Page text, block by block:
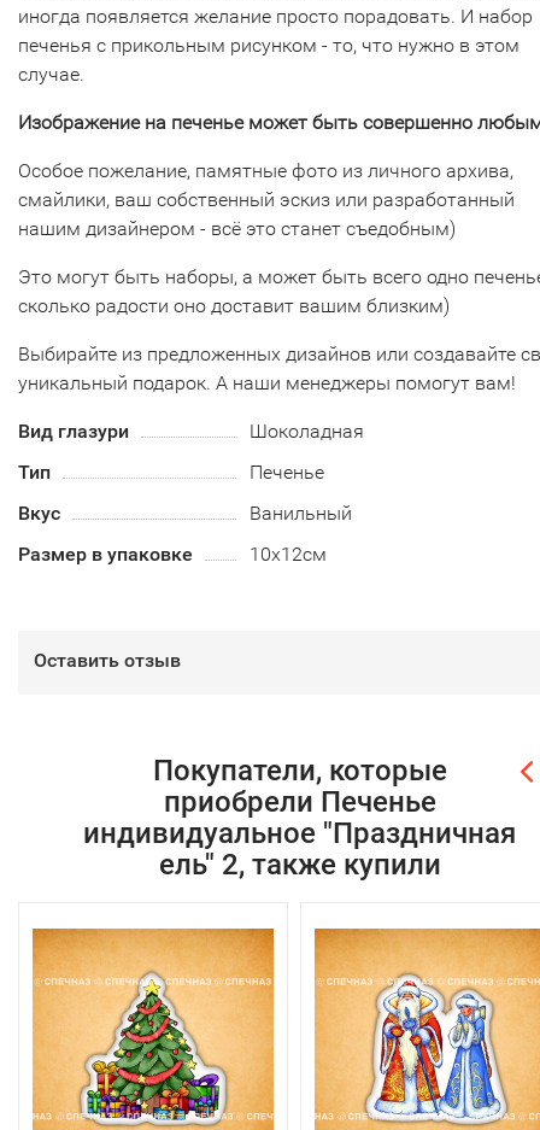
иногда появляется желание просто порадовать. И набор
печенья с прикольным рисунком - то, что нужно в этом
случае.
Изображение на печенье может быть совершенно
Особое пожелание, памятные фото из личного архива,
смайлики, ваш собственный эскиз или разработанный
нашим дизайнером - всё это станет съедобным)
Это могут быть наборы, а может быть всего одно
сколько радости оно доставит вашим близким)
Выбирайте из предложенных дизайнов или создавайте
уникальный подарок. А наши менеджеры помогут вам!
Вид глазури
Шоколадная
Тип
Печенье
Вкус
Ванильный
Размер в упаковке
10х12см
Оставить отзыв
Покупатели, которые
приобрели Печенье
индивидуальное "Праздничная
ель" 2, также купили